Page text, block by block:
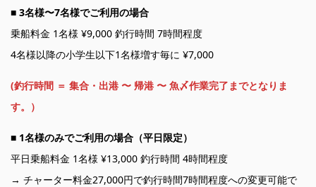
■ 3名様〜7名様でご利用の場合
乗船料金 1名様 ¥9,000 釣行時間 7時間程度
4名様以降の小学生以下1名様増す毎に ¥7,000
(釣行時間 ＝ 集合・出港 〜 帰港 〜 魚〆作業完了までとなりま
す。）
■ 1名様のみでご利用の場合（平日限定）
平日乗船料金 1名様 ¥13,000 釣行時間 4時間程度
→ チャーター料金27,000円で釣行時間7時間程度への変更可能で